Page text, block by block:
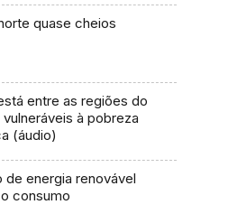
quase cheios
entre as regiões do
à pobreza
(áudio)
de energia renovável
consumo